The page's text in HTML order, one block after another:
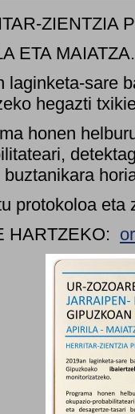
ZIENTZIA
ETA MAIATZA.
laginketa-sare
hegazti
honen
protokoloa eta
HARTZEKO: